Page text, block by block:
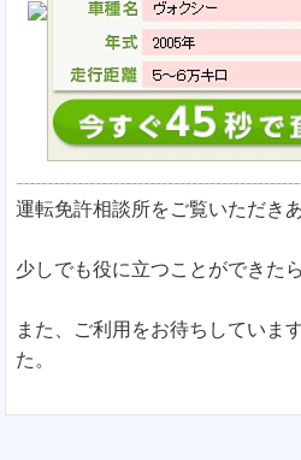
運転免許相談所をご覧いただき
少しでも役に立つことができた
また、ご利用をお待ちしていま
た。